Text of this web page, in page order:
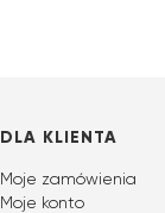
DLA KLIENTA
Moje zamówienia
Moje konto